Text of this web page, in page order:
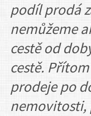
podíl prodá
nemůžeme
cestě od
cestě.
prodeje po
nemovitosti,